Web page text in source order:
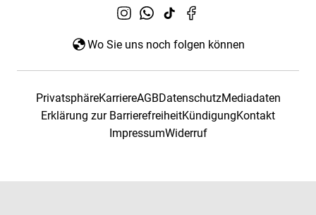
Wo Sie uns noch folgen können
PrivatsphäreKarriereAGBDatenschutzMediadaten
Erklärung zur BarrierefreiheitKündigungKontakt
ImpressumWiderruf